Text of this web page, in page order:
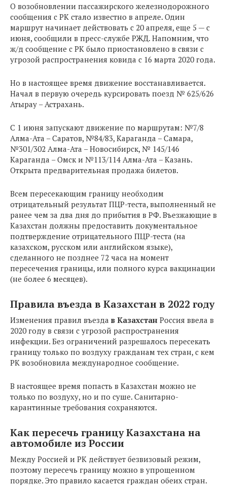
О возобновлении пассажирского железнодорожного
сообщения с РК стало известно в апреле. Один
маршрут начинает действовать с 20 апреля, еще 5 — с
июня, сообщили в пресс-службе РЖД. Напомним, что
ж/д сообщение с РК было приостановлено в связи с
угрозой распространения ковида с 16 марта 2020 года.
Но в настоящее время движение восстанавливается.
Начал в первую очередь курсировать поезд № 625/626
Атырау – Астрахань.
С 1 июня запускают движение по маршрутам: №7/8
Алма-Ата – Саратов, №84/83, Караганда – Самара,
№301/302 Алма-Ата – Новосибирск, № 145/146
Караганда – Омск и №113/114 Алма-Ата – Казань.
Открыта предварительная продажа билетов.
Всем пересекающим границу необходим
отрицательный результат ПЦР-теста, выполненный не
ранее чем за два дня до прибытия в РФ. Въезжающие в
Казахстан должны предоставить документальное
подтверждение отрицательного ПЦР-теста (на
казахском, русском или английском языке),
сделанного не позднее 72 часа на момент
пересечения границы, или полного курса вакцинации
(не более 6 месяцев).
Правила въезда в Казахстан в 2022 году
Изменения правил въезда в Казахстан Россия ввела в
2020 году в связи с угрозой распространения
инфекции. Без ограничений разрешалось пересекать
границу только по воздуху гражданам тех стран, с кем
РК возобновила международное сообщение.
В настоящее время попасть в Казахстан можно не
только по воздуху, но и по суше. Санитарно-
карантинные требования сохраняются.
Как пересечь границу Казахстана на
автомобиле из России
Между Россией и РК действует безвизовый режим,
поэтому пересечь границу можно в упрощенном
порядке. Это правило касается граждан обеих стран.